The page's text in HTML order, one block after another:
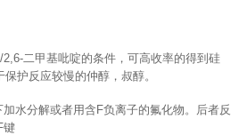
2,6-二甲基吡啶的条件，可高收率的得到硅
护反应较慢的仲醇，叔醇。
水分解或者用含F负离子的氟化物。后者反
键